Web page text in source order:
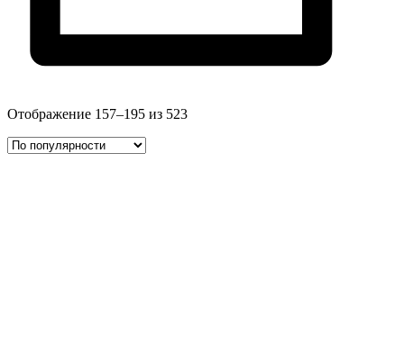
Отображение 157–195 из 523